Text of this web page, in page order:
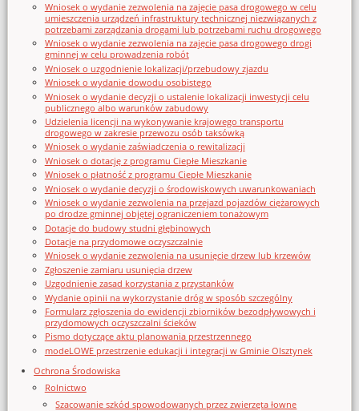
Wniosek o wydanie zezwolenia na zajęcie pasa drogowego w celu
umieszczenia urządzeń infrastruktury technicznej niezwiązanych z
potrzebami zarządzania drogami lub potrzebami ruchu drogowego
Wniosek o wydanie zezwolenia na zajęcie pasa drogowego drogi
gminnej w celu prowadzenia robót
Wniosek o uzgodnienie lokalizacji/przebudowy zjazdu
Wniosek o wydanie dowodu osobistego
Wniosek o wydanie decyzji o ustalenie lokalizacji inwestycji celu
publicznego albo warunków zabudowy
Udzielenia licencji na wykonywanie krajowego transportu
drogowego w zakresie przewozu osób taksówką
Wniosek o wydanie zaświadczenia o rewitalizacji
Wniosek o dotację z programu Ciepłe Mieszkanie
Wniosek o płatność z programu Ciepłe Mieszkanie
Wniosek o wydanie decyzji o środowiskowych uwarunkowaniach
Wniosek o wydanie zezwolenia na przejazd pojazdów ciężarowych
po drodze gminnej objętej ograniczeniem tonażowym
Dotacje do budowy studni głębinowych
Dotacje na przydomowe oczyszczalnie
Wniosek o wydanie zezwolenia na usunięcie drzew lub krzewów
Zgłoszenie zamiaru usunięcia drzew
Uzgodnienie zasad korzystania z przystanków
Wydanie opinii na wykorzystanie dróg w sposób szczególny
Formularz zgłoszenia do ewidencji zbiorników bezodpływowych i
przydomowych oczyszczalni ścieków
Pismo dotyczące aktu planowania przestrzennego
modeLOWE przestrzenie edukacji i integracji w Gminie Olsztynek
Ochrona Środowiska
Rolnictwo
Szacowanie szkód spowodowanych przez zwierzęta łowne